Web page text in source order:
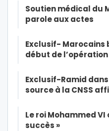
Soutien médical du
parole aux actes
Exclusif- Marocains
début de
Exclusif-Ramid
source à la CNSS
Le roi Mohammed
succès »